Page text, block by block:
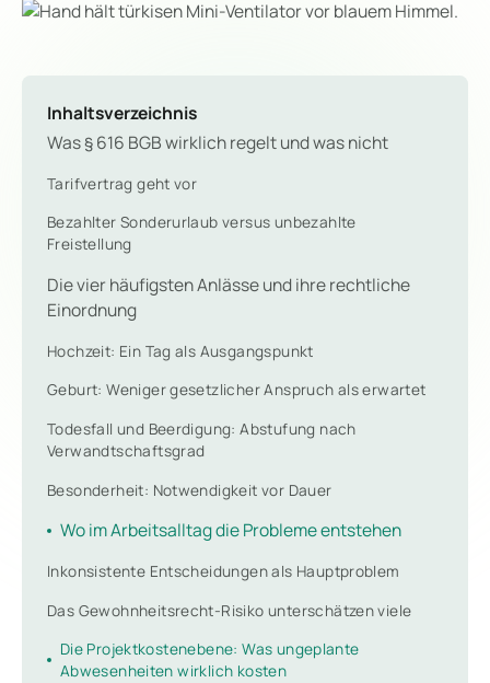
Inhaltsverzeichnis
Was § 616 BGB wirklich regelt und was nicht
Tarifvertrag geht vor
Bezahlter Sonderurlaub versus unbezahlte
Freistellung
Die vier häufigsten Anlässe und ihre rechtliche
Einordnung
Hochzeit: Ein Tag als Ausgangspunkt
Geburt: Weniger gesetzlicher Anspruch als erwartet
Todesfall und Beerdigung: Abstufung nach
Verwandtschaftsgrad
Besonderheit: Notwendigkeit vor Dauer
Wo im Arbeitsalltag die Probleme entstehen
Inkonsistente Entscheidungen als Hauptproblem
Das Gewohnheitsrecht-Risiko unterschätzen viele
Die Projektkostenebene: Was ungeplante
Abwesenheiten wirklich kosten